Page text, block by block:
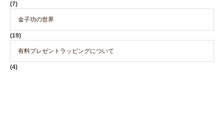
(7)
金子功の世界
(19)
有料プレゼントラッピングについて
(4)